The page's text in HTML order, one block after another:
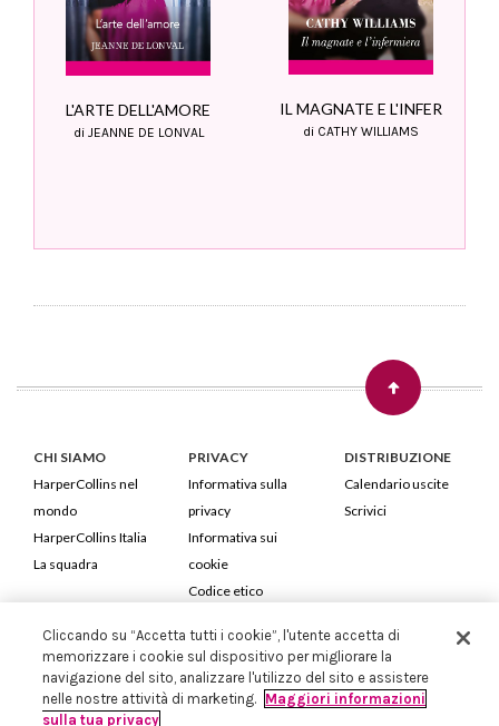
L'ARTE DELL'AMORE
di JEANNE DE LONVAL
IL MAGNATE E L'INFER
di CATHY WILLIAMS
CHI SIAMO
HarperCollins nel
mondo
HarperCollins Italia
La squadra
PRIVACY
Informativa sulla
privacy
Informativa sui
cookie
Codice etico
DISTRIBUZIONE
Calendario uscite
Scrivici
HarperCollins Italia S.p.A. Viale Monte Nero, 84 - 20135 Milano
Cod. Fiscale e P.IVA 05946780151 - Capitale Sociale 258.250 €
Iscritta in Milano al Registro delle imprese nr.198004 e REA nr.1051898
Cliccando su “Accetta tutti i cookie”, l'utente accetta di
memorizzare i cookie sul dispositivo per migliorare la
navigazione del sito, analizzare l'utilizzo del sito e assistere
nelle nostre attività di marketing. Maggiori informazioni
sulla tua privacy